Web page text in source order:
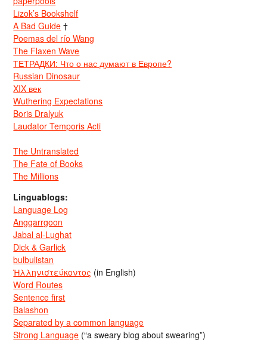
Lizok’s Bookshelf
A Bad Guide †
Poemas del río Wang
The Flaxen Wave
ТЕТРАДКИ: Что о нас думают в Европе?
Russian Dinosaur
XIX век
Wuthering Expectations
Boris Dralyuk
Laudator Temporis Acti
The Untranslated
The Fate of Books
The Millions
Linguablogs:
Language Log
Anggarrgoon
Jabal al-Lughat
Dick & Garlick
bulbulistan
Ἡλληνιστεύκοντος (in English)
Word Routes
Sentence first
Balashon
Separated by a common language
Strong Language (“a sweary blog about swearing”)